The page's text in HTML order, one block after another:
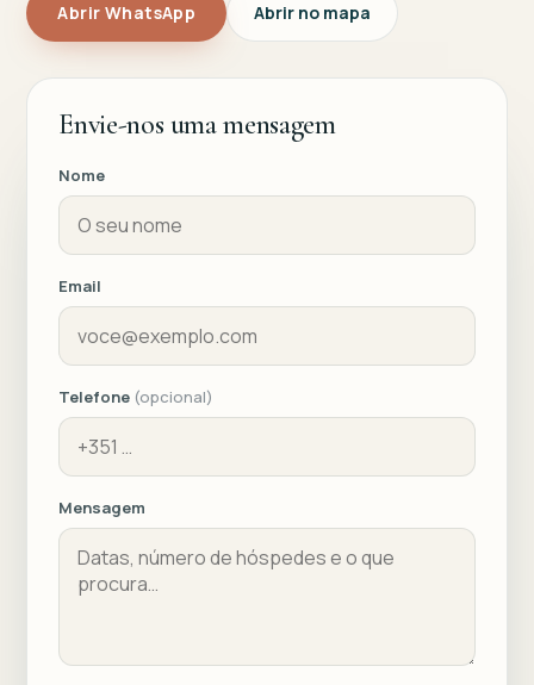
Abrir WhatsApp Abrir no mapa
Envie-nos uma mensagem
Nome
Email
Telefone (opcional)
Mensagem